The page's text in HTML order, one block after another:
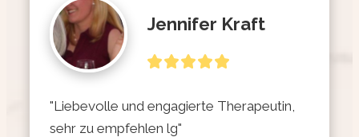
Jennifer Kraft
"Liebevolle und engagierte Therapeutin,
sehr zu empfehlen lg"